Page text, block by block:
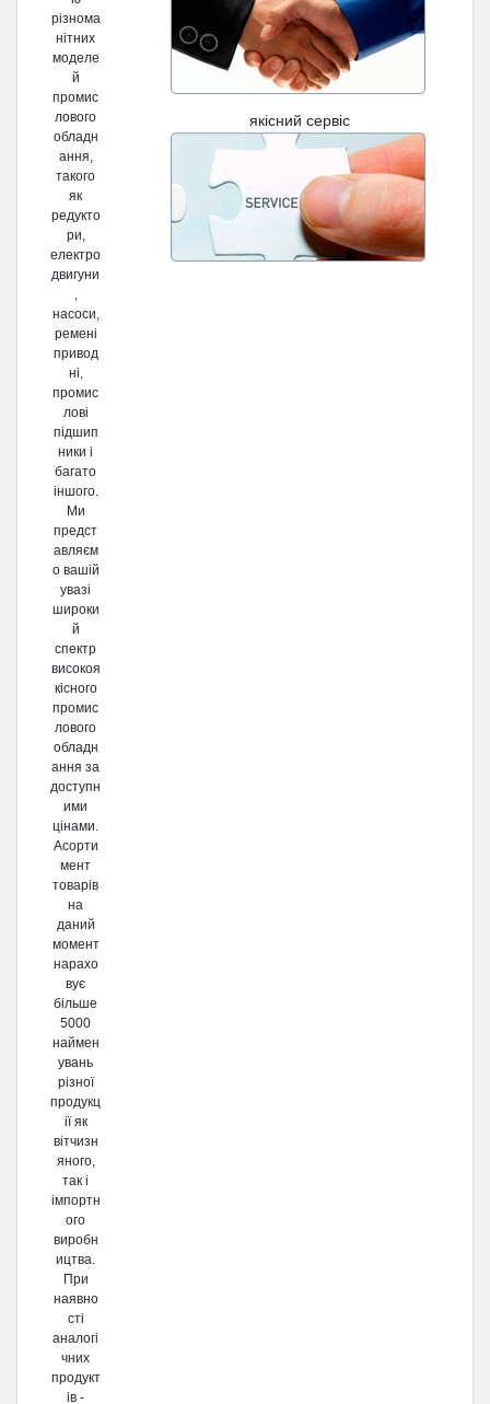
якісний сервіс
різнома
нітних
моделе
й
промис
лового
обладн
ання,
такого
як
редукто
ри,
електро
двигуни
,
насоси,
ремені
привод
ні,
промис
лові
підшип
ники і
багато
іншого.
Ми
предст
авляєм
о вашій
увазі
широки
й
спектр
високоя
кісного
промис
лового
обладн
ання за
доступн
ими
цінами.
Асорти
мент
товарів
на
даний
момент
нарахо
вує
більше
5000
наймен
увань
різної
продукц
ії як
вітчизн
яного,
так і
імпортн
ого
виробн
ицтва.
При
наявно
сті
аналогі
чних
продукт
ів -